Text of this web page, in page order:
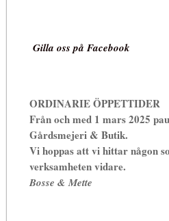
Gilla oss på Facebook
ORDINARIE ÖPPETTIDER
Från och med 1 mars 2025
Gårdsmejeri & Butik.
Vi hoppas att vi hittar någon
verksamheten vidare.
Bosse & Mette